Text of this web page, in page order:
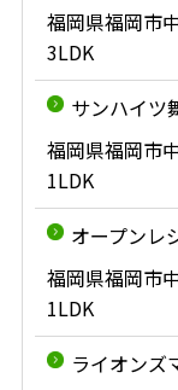
福岡県福岡市
3LDK
サンハイツ
福岡県福岡市
1LDK
オープンレ
福岡県福岡市
1LDK
ライオンズ